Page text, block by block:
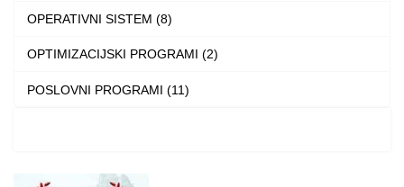
OPERATIVNI SISTEM (8)
OPTIMIZACIJSKI PROGRAMI (2)
POSLOVNI PROGRAMI (11)